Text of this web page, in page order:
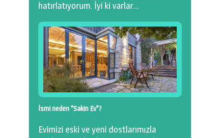
hatırlatıyorum. İyi ki varlar…
İsmi neden “Sakin Ev”?
Evimizi eski ve yeni dostlarımızla